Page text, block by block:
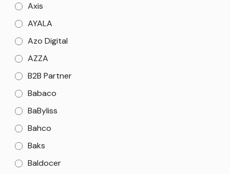
Axis
AYALA
Azo Digital
AZZA
B2B Partner
Babaco
BaByliss
Bahco
Baks
Baldocer